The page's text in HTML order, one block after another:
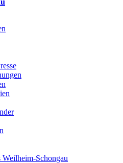
Weilheim-Schongau